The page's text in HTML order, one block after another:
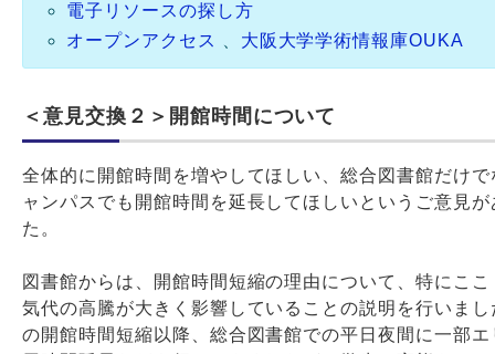
電子リソースの探し方
オープンアクセス 、 大阪大学学術情報庫OUKA
＜意見交換２＞開館時間について
全体的に開館時間を増やしてほしい、総合図書館だけ
ャンパスでも開館時間を延長してほしいというご意見
た。
図書館からは、開館時間短縮の理由について、特にこ
気代の高騰が大きく影響していることの説明を行いま
の開館時間短縮以降、総合図書館での平日夜間に一部